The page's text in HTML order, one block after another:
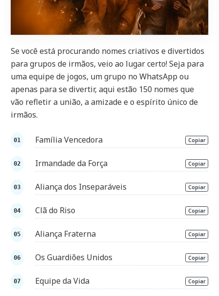
Se você está procurando nomes criativos e divertidos
para grupos de irmãos, veio ao lugar certo! Seja para
uma equipe de jogos, um grupo no WhatsApp ou
apenas para se divertir, aqui estão 150 nomes que
vão refletir a união, a amizade e o espírito único de
irmãos.
Família Vencedora Copiar
Irmandade da Força Copiar
Aliança dos Inseparáveis Copiar
Clã do Riso Copiar
Aliança Fraterna Copiar
Os Guardiões Unidos Copiar
Equipe da Vida Copiar